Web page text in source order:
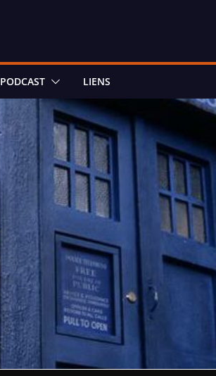
PODCAST LIENS